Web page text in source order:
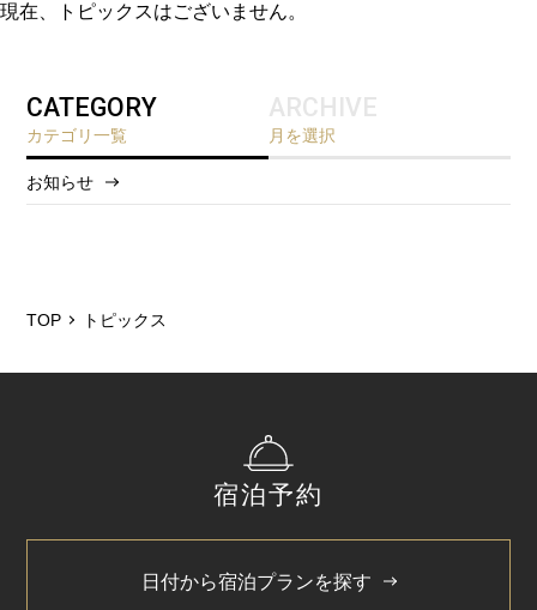
現在、トピックスはございません。
CATEGORY
カテゴリ一覧
お知らせ
ARCHIVE
月を選択
2025/12
2023/10
TOP トピックス
宿泊予約
日付から宿泊プランを探す